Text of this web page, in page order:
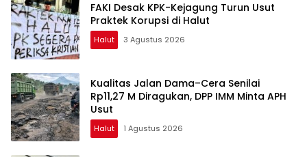
FAKI Desak KPK-Kejagung Turun Usut
Praktek Korupsi di Halut
Halut 3 Agustus 2026
Kualitas Jalan Dama–Cera Senilai
Rp11,27 M Diragukan, DPP IMM Minta APH
Usut
Halut 1 Agustus 2026